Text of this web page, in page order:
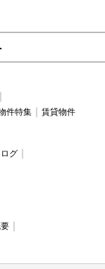
件特集 賃貸物件
グ